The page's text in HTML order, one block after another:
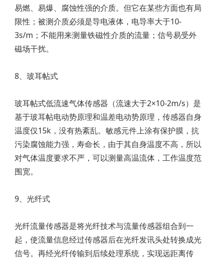
易燃、易爆、腐蚀性强的介质。但它在某些方面也有局
限性；被测介质必须是导电液体，电导率大于10-
3s/m；不能用来测量铁磁性介质的流量；信号易受外
磁场干扰。
8、玻耳帖式
玻耳帖式低流速气体传感器（流速大于2×10-2m/s）是
基于玻耳帖电动势原理和温差电动势原理，传感器自身
温度仅15k，没有热紊乱。敏感元件上涂有保护膜，抗
污染腐蚀能力强，寿命长，由于其自身温度不高，所以
对气体温度要求不严，可以测量高温流体，工作温度范
围宽。
9、光纤式
光纤流量传感器是将光纤技术与流量传感器组合到一
起，使流量信息经过传感器后在光纤发讯头处转换成光
信号。再经光纤传输到后续处理系统，实现远距离传